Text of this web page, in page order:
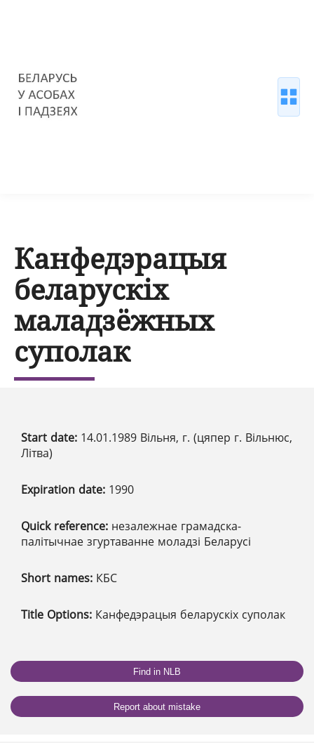
Канфедэрацыя
беларускіх
маладзёжных
суполак
Start date: 14.01.1989 Вільня, г. (цяпер г. Вільнюс,
Літва)
Expiration date: 1990
Quick reference: незалежнае грамадска-
палітычнае згуртаванне моладзі Беларусі
Short names: КБС
Title Options: Канфедэрацыя беларускіх суполак
Find in NLB
Report about mistake